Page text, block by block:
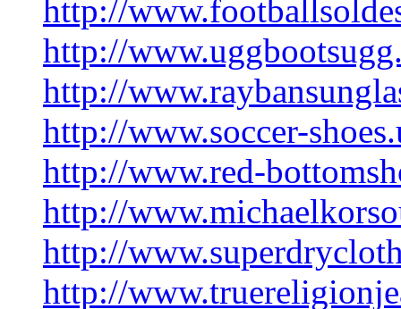
http://
http://
http://
http://www.soccer-
http://www.red-
http://
http://
http://